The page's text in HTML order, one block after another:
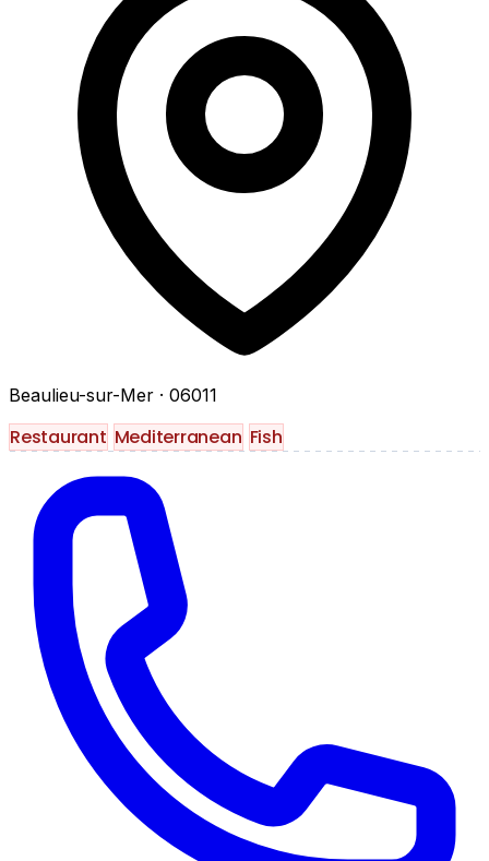
Beaulieu-sur-Mer · 06011
Restaurant Mediterranean Fish